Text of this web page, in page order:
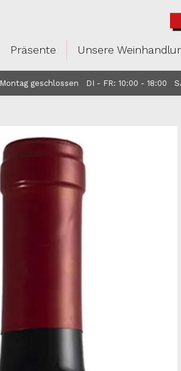
Präsente Unsere
Montag geschlossen DI - FR: 10:00 - 18:00